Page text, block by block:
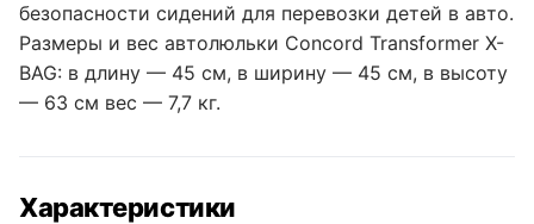
безопасности сидений для перевозки детей в авто.
Размеры и вес автолюльки Concord Transformer X-
BAG: в длину — 45 см, в ширину — 45 см, в высоту
— 63 см вес — 7,7 кг.
Характеристики